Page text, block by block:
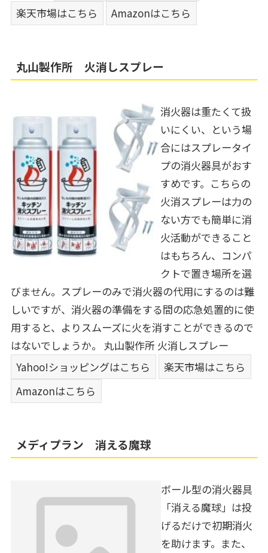
楽天市場はこちら
Amazonはこちら
丸山製作所 火消しスプレー
消火器は重たくて扱
いにくい、という場
合にはスプレータイ
プの消火器具がおす
すめです。こちらの
火消スプレーは力の
ない方でも簡単に消
火活動ができること
はもちろん、コンパ
クトで置き場所を選
びません。スプレーのみで消火器の代用にするのは難
しいですが、消火器の準備をする間の応急処置的に使
用すると、よりスムーズに火を消すことができるので
はないでしょうか。 丸山製作所 火消しスプレー
Yahoo!ショッピングはこちら
楽天市場はこちら
Amazonはこちら
メディプラン 消える魔球
ボール型の消火器具
「消える魔球」は投
げるだけで初期消火
を助けます。また、